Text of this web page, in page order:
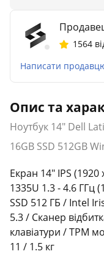
1564
Написати
Опис та
Ноутбук 14" Dell
16GB SSD 512GB
Екран 14" IPS
1335U 1.3 - 4.6 ГГц
SSD 512 ГБ / Intel
5.3 / Сканер
клавіатури / TPM
11 / 1.5 кг